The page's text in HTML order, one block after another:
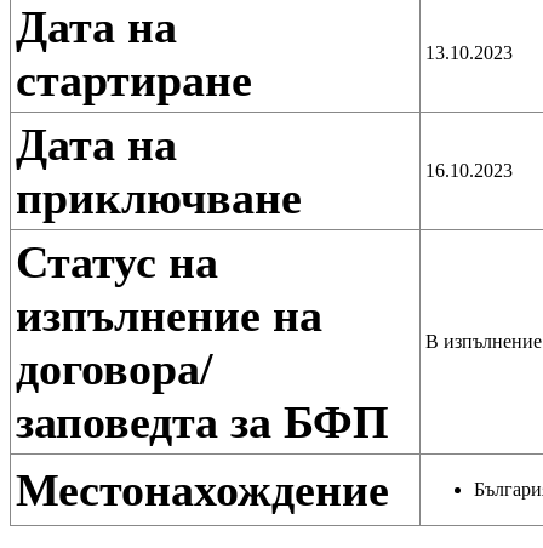
Дата на
стартиране
13.10.2023
Дата на
приключване
16.10.2023
Статус на
изпълнение на
договора/
заповедта за БФП
В изпълнение
Местонахождение